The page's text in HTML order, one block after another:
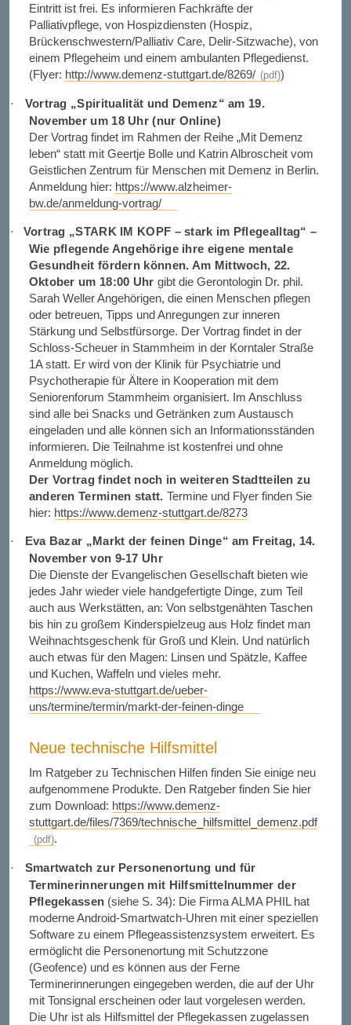
Eintritt ist frei. Es informieren Fachkräfte der
Palliativpflege, von Hospizdiensten (Hospiz,
Brückenschwestern/Palliativ Care, Delir-Sitzwache), von
einem Pflegeheim und einem ambulanten Pflegedienst.
(Flyer: http://www.demenz-stuttgart.de/8269/ )
·
Vortrag „Spiritualität und Demenz“ am 19.
November um 18 Uhr (nur Online)
Der Vortrag findet im Rahmen der Reihe „Mit Demenz
leben“ statt mit Geertje Bolle und Katrin Albroscheit vom
Geistlichen Zentrum für Menschen mit Demenz in Berlin.
Anmeldung hier: https://www.alzheimer-
bw.de/anmeldung-vortrag/
·
Vortrag „STARK IM KOPF – stark im Pflegealltag“ –
Wie pflegende Angehörige ihre eigene mentale
Gesundheit fördern können. Am Mittwoch, 22.
Oktober um 18:00 Uhr gibt die Gerontologin Dr. phil.
Sarah Weller Angehörigen, die einen Menschen pflegen
oder betreuen, Tipps und Anregungen zur inneren
Stärkung und Selbstfürsorge. Der Vortrag findet in der
Schloss-Scheuer in Stammheim in der Korntaler Straße
1A statt. Er wird von der Klinik für Psychiatrie und
Psychotherapie für Ältere in Kooperation mit dem
Seniorenforum Stammheim organisiert. Im Anschluss
sind alle bei Snacks und Getränken zum Austausch
eingeladen und alle können sich an Informationsständen
informieren. Die Teilnahme ist kostenfrei und ohne
Anmeldung möglich.
Der Vortrag findet noch in weiteren Stadtteilen zu
anderen Terminen statt. Termine und Flyer finden Sie
hier: https://www.demenz-stuttgart.de/8273
·
Eva Bazar „Markt der feinen Dinge“ am Freitag, 14.
November von 9-17 Uhr
Die Dienste der Evangelischen Gesellschaft bieten wie
jedes Jahr wieder viele handgefertigte Dinge, zum Teil
auch aus Werkstätten, an: Von selbstgenähten Taschen
bis hin zu großem Kinderspielzeug aus Holz findet man
Weihnachtsgeschenk für Groß und Klein. Und natürlich
auch etwas für den Magen: Linsen und Spätzle, Kaffee
und Kuchen, Waffeln und vieles mehr.
https://www.eva-stuttgart.de/ueber-
uns/termine/termin/markt-der-feinen-dinge
Neue technische Hilfsmittel
Im Ratgeber zu Technischen Hilfen finden Sie einige neu
aufgenommene Produkte. Den Ratgeber finden Sie hier
zum Download: https://www.demenz-
stuttgart.de/files/7369/technische_hilfsmittel_demenz.pdf
.
·
Smartwatch zur Personenortung und für
Terminerinnerungen mit Hilfsmittelnummer der
Pflegekassen (siehe S. 34): Die Firma ALMA PHIL hat
moderne Android-Smartwatch-Uhren mit einer speziellen
Software zu einem Pflegeassistenzsystem erweitert. Es
ermöglicht die Personenortung mit Schutzzone
(Geofence) und es können aus der Ferne
Terminerinnerungen eingegeben werden, die auf der Uhr
mit Tonsignal erscheinen oder laut vorgelesen werden.
Die Uhr ist als Hilfsmittel der Pflegekassen zugelassen